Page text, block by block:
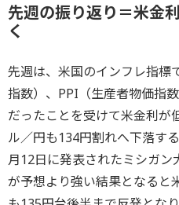
先週の振り返り＝米金
く
先週は、米国のインフレ指標
指数）、PPI（生産者物価指
だったことを受けて米金利が
ル／円も134円割れへ下落す
月12日に発表されたミシガ
が予想より強い結果となると